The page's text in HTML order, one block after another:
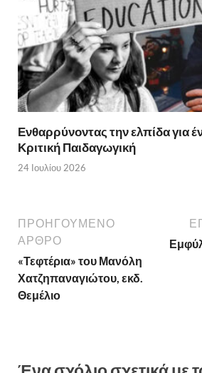
Ενθαρρύνοντας την ελπίδα για
Κριτική Παιδαγωγική
24 Ιουλίου 2026
ΠΡΟΗΓΟΥΜΕΝΟ
ΑΡΘΡΟ
«Τεφτέρια» του Μανόλη
Χατζηπαναγιώτου, εκδ.
Θεμέλιο